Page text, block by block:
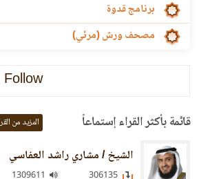
برنامج قدوة
مصحف ورش (مرئي)
Follow
قائمة بأكثر القراء إستماعاً المزيد من
الشيخ / مشاري راشد العفاسي